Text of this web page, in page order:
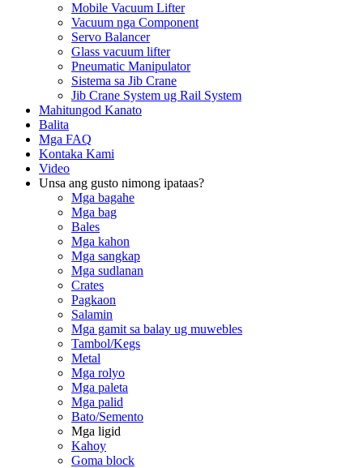
Mobile Vacuum Lifter
Vacuum nga Component
Servo Balancer
Glass vacuum lifter
Pneumatic Manipulator
Sistema sa Jib Crane
Jib Crane System ug Rail System
Mahitungod Kanato
Balita
Mga FAQ
Kontaka Kami
Video
Unsa ang gusto nimong ipataas?
Mga bagahe
Mga bag
Bales
Mga kahon
Mga sangkap
Mga sudlanan
Crates
Pagkaon
Salamin
Mga gamit sa balay ug muwebles
Tambol/Kegs
Metal
Mga rolyo
Mga paleta
Mga palid
Bato/Semento
Mga ligid
Kahoy
Goma block